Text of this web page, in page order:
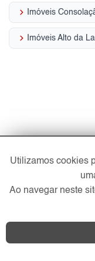
keyboard_arrow_right Imóveis
keyboard_arrow_right Imóveis Alto da
Utilizamos cookies
Ao navegar neste